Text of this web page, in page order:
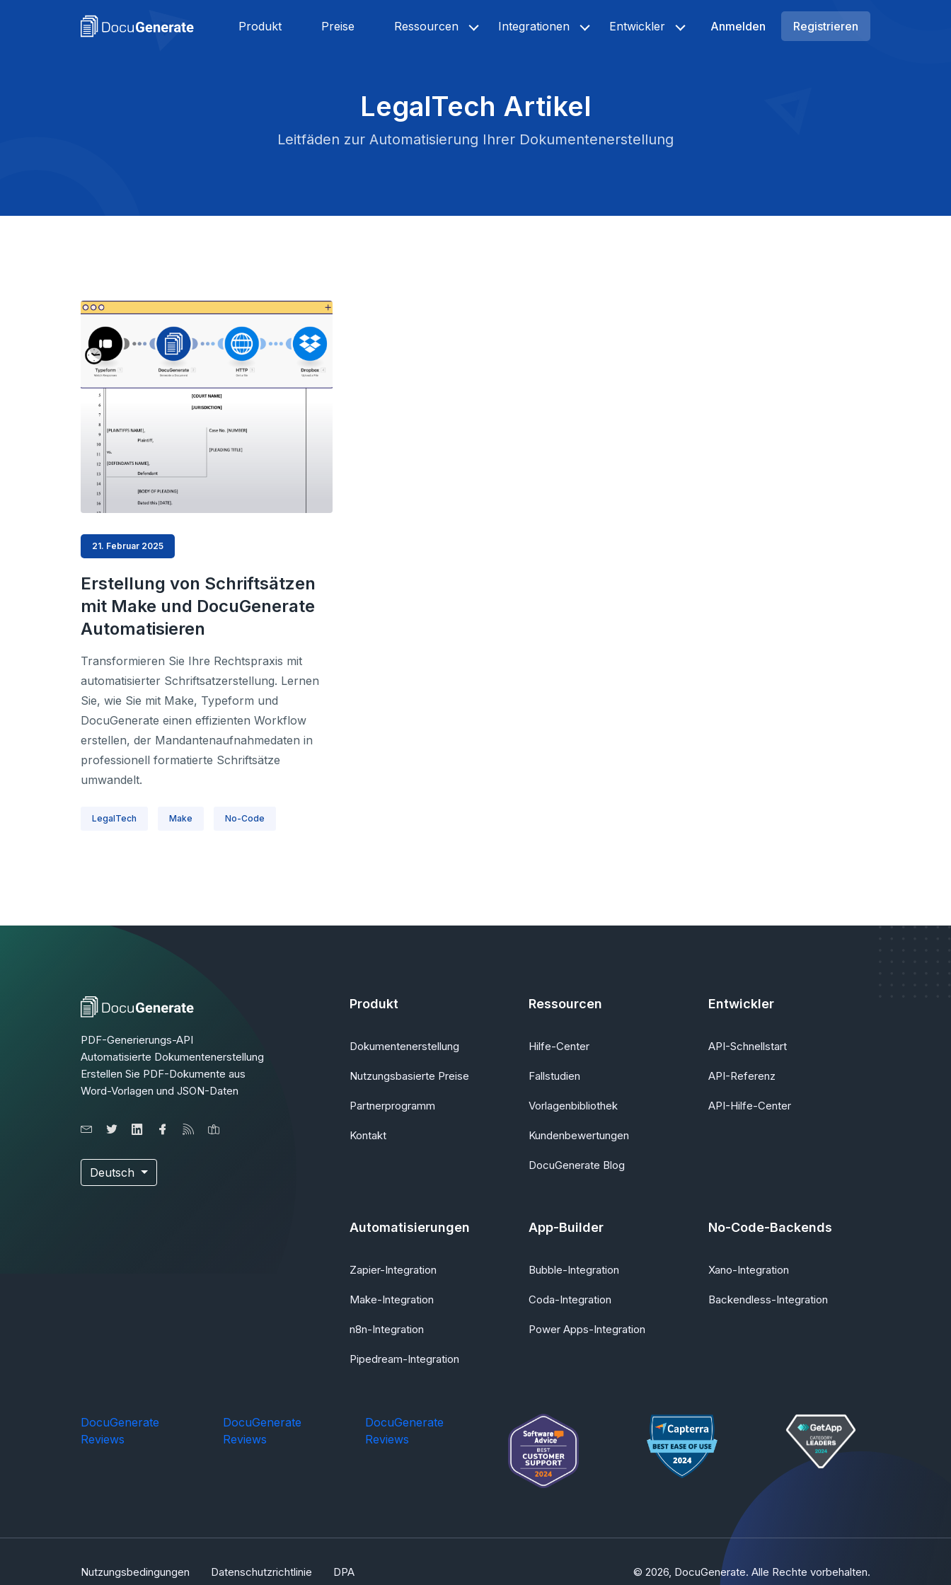
Produkt Preise Ressourcen Integrationen Entwickler Anmelden Registrieren
LegalTech Artikel
Leitfäden zur Automatisierung Ihrer Dokumentenerstellung
21. Februar 2025
Erstellung von Schriftsätzen
mit Make und DocuGenerate
Automatisieren
Transformieren Sie Ihre Rechtspraxis mit
automatisierter Schriftsatzerstellung. Lernen
Sie, wie Sie mit Make, Typeform und
DocuGenerate einen effizienten Workflow
erstellen, der Mandantenaufnahmedaten in
professionell formatierte Schriftsätze
umwandelt.
LegalTech Make No-Code
PDF-Generierungs-API
Automatisierte Dokumentenerstellung
Erstellen Sie PDF-Dokumente aus
Word-Vorlagen und JSON-Daten
Deutsch
Produkt
Dokumentenerstellung
Nutzungsbasierte Preise
Partnerprogramm
Kontakt
Ressourcen
Hilfe-Center
Fallstudien
Vorlagenbibliothek
Kundenbewertungen
DocuGenerate Blog
Entwickler
API-Schnellstart
API-Referenz
API-Hilfe-Center
Automatisierungen
Zapier-Integration
Make-Integration
n8n-Integration
Pipedream-Integration
App-Builder
Bubble-Integration
Coda-Integration
Power Apps-Integration
No-Code-Backends
Xano-Integration
Backendless-Integration
DocuGenerate
Reviews
DocuGenerate
Reviews
DocuGenerate
Reviews
Nutzungsbedingungen Datenschutzrichtlinie DPA © 2026, DocuGenerate. Alle Rechte vorbehalten.